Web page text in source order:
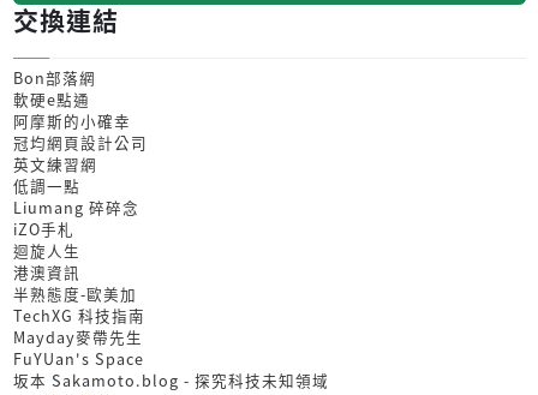
交換連結
Bon部落網
軟硬e點通
阿摩斯的小確幸
冠均網頁設計公司
英文練習網
低調一點
Liumang 碎碎念
iZO手札
迴旋人生
港澳資訊
半熟態度-歐美加
TechXG 科技指南
Mayday麥帶先生
FuYUan's Space
坂本 Sakamoto.blog - 探究科技未知領域